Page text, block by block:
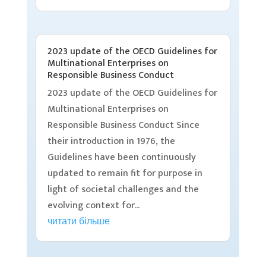
2023 update of the OECD Guidelines for
Multinational Enterprises on
Responsible Business Conduct
2023 update of the OECD Guidelines for
Multinational Enterprises on
Responsible Business Conduct Since
their introduction in 1976, the
Guidelines have been continuously
updated to remain fit for purpose in
light of societal challenges and the
evolving context for...
читати більше